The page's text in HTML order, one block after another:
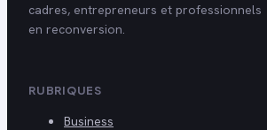
cadres, entrepreneurs et professionnels
en reconversion.
RUBRIQUES
Business